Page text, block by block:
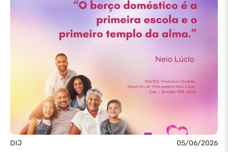
DIJ 05/06/2026